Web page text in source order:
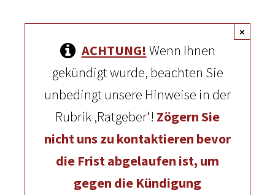
×
ACHTUNG! Wenn Ihnen
gekündigt wurde, beachten Sie
unbedingt unsere Hinweise in der
Rubrik ‚Ratgeber‘! Zögern Sie
nicht uns zu kontaktieren bevor
die Frist abgelaufen ist, um
gegen die Kündigung